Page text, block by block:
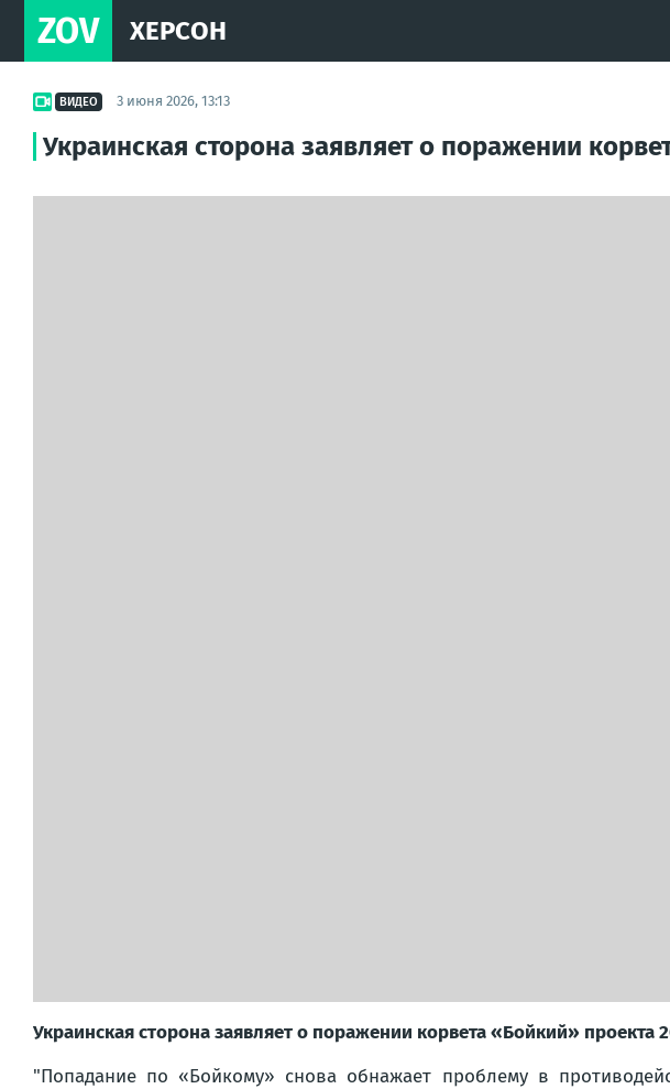
ZOV ХЕРСОН
ВИДЕО 3 июня 2026, 13:13
Украинская сторона заявляет о поражении
Украинская сторона заявляет о поражении корвета «Бойкий» проекта
"Попадание по «Бойкому» снова обнажает проблему в